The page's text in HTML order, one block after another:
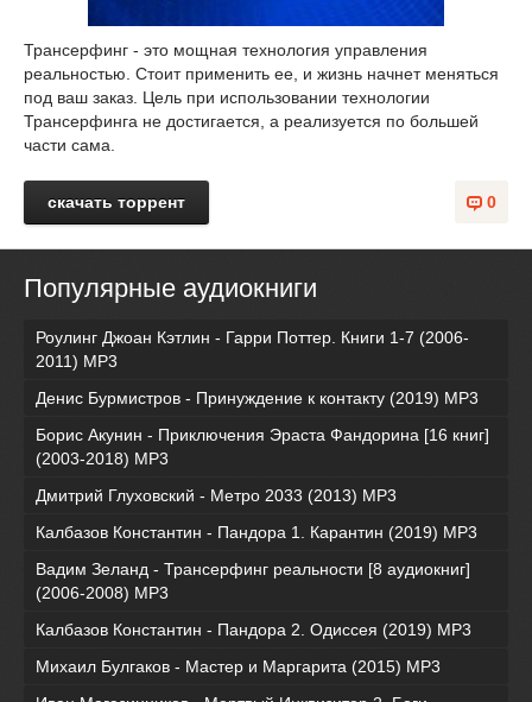
Трансерфинг - это мощная технология управления
реальностью. Стоит применить ее, и жизнь начнет меняться
под ваш заказ. Цель при использовании технологии
Трансерфинга не достигается, а реализуется по большей
части сама.
0
скачать торрент
Популярные аудиокниги
Роулинг Джоан Кэтлин - Гарри Поттер. Книги 1-7 (2006-
2011) MP3
Денис Бурмистров - Принуждение к контакту (2019) MP3
Борис Акунин - Приключения Эраста Фандорина [16 книг]
(2003-2018) МР3
Дмитрий Глуховский - Метро 2033 (2013) MP3
Калбазов Константин - Пандора 1. Карантин (2019) MP3
Вадим Зеланд - Трансерфинг реальности [8 аудиокниг]
(2006-2008) MP3
Калбазов Константин - Пандора 2. Одиссея (2019) MP3
Михаил Булгаков - Мастер и Маргарита (2015) MP3